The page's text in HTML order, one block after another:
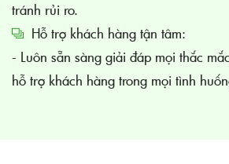
tránh rủi ro.
Hỗ trợ khách hàng tận tâm:
- Luôn sẵn sàng giải đáp mọi thắc
hỗ trợ khách hàng trong mọi tình